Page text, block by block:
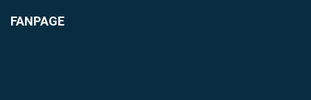
FANPAGE